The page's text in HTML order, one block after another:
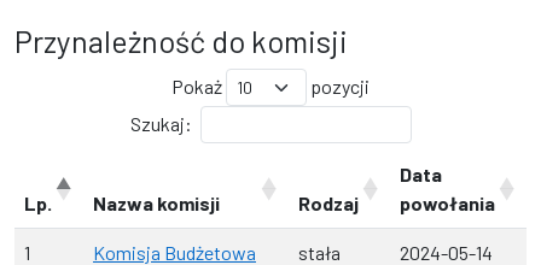
Przynależność do komisji
Pokaż
pozycji
Szukaj:
Lp. Nazwa komisji Rodzaj
Data
powołania
1 Komisja Budżetowa stała 2024-05-14